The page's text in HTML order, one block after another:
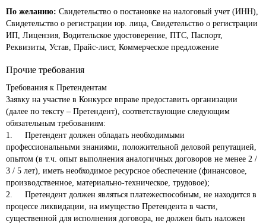
По желанию: Свидетельство о постановке на налоговый учет (ИНН),
Свидетельство о регистрации юр. лица, Свидетельство о регистрации
ИП, Лицензия, Водительское удостоверение, ПТС, Паспорт,
Реквизиты, Устав, Прайс-лист, Коммерческое предложение
Прочие требования
Требования к Претендентам
Заявку на участие в Конкурсе вправе предоставить организации
(далее по тексту – Претендент), соответствующие следующим
обязательным требованиям:
1.	Претендент должен обладать необходимыми
профессиональными знаниями, положительной деловой репутацией,
опытом (в т.ч. опыт выполнения аналогичных договоров не менее 2 /
3 / 5 лет), иметь необходимое ресурсное обеспечение (финансовое,
производственное, материально-техническое, трудовое);
2.	Претендент должен являться платежеспособным, не находится в
процессе ликвидации, на имущество Претендента в части,
существенной для исполнения договора, не должен быть наложен